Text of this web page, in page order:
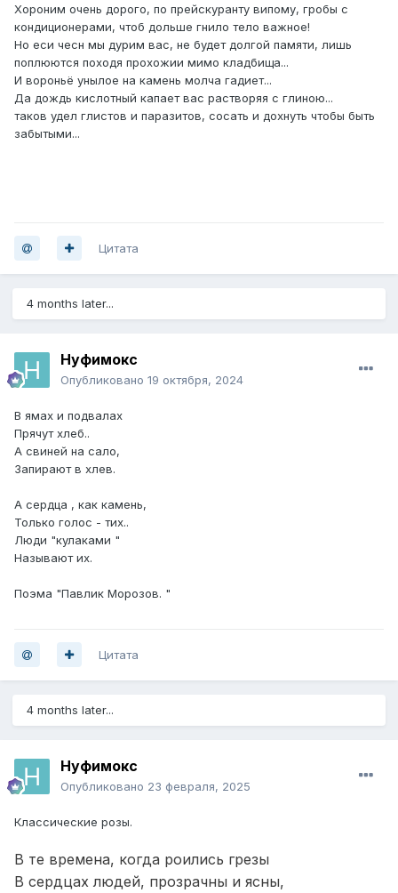
Хороним очень дорого, по прейскуранту випому, гробы с
кондиционерами, чтоб дольше гнило тело важное!
Но еси чесн мы дурим вас, не будет долгой памяти, лишь
поплюются походя прохожии мимо кладбища...
И вороньё унылое на камень молча гадиет...
Да дождь кислотный капает вас растворяя с глиною...
таков удел глистов и паразитов, сосать и дохнуть чтобы быть
забытыми...
Цитата
4 months later...
Нуфимокс
Опубликовано 19 октября, 2024
В ямах и подвалах
Прячут хлеб..
А свиней на сало,
Запирают в хлев.
А сердца , как камень,
Только голос - тих..
Люди "кулаками "
Называют их.
Поэма "Павлик Морозов. "
Цитата
4 months later...
Нуфимокс
Опубликовано 23 февраля, 2025
Классические розы.
В те времена, когда роились грезы
В сердцах людей, прозрачны и ясны,